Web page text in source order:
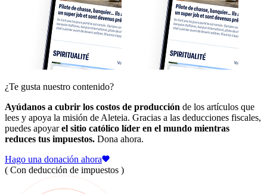
¿Te gusta nuestro contenido?
Ayúdanos a cubrir los costos de producción de los artículos que
lees y apoya la misión de Aleteia. Gracias a las deducciones fiscales,
puedes apoyarel sitio católico líder en el mundo mientras
reduces tus impuestos. Dona ahora.
Hago una donación ahora
( Con deducción de impuestos )